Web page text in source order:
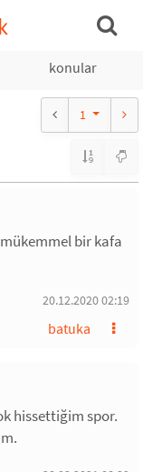
konular
1
bir kafa
20.12.2020 02:19
batuka
hissettiğim spor.